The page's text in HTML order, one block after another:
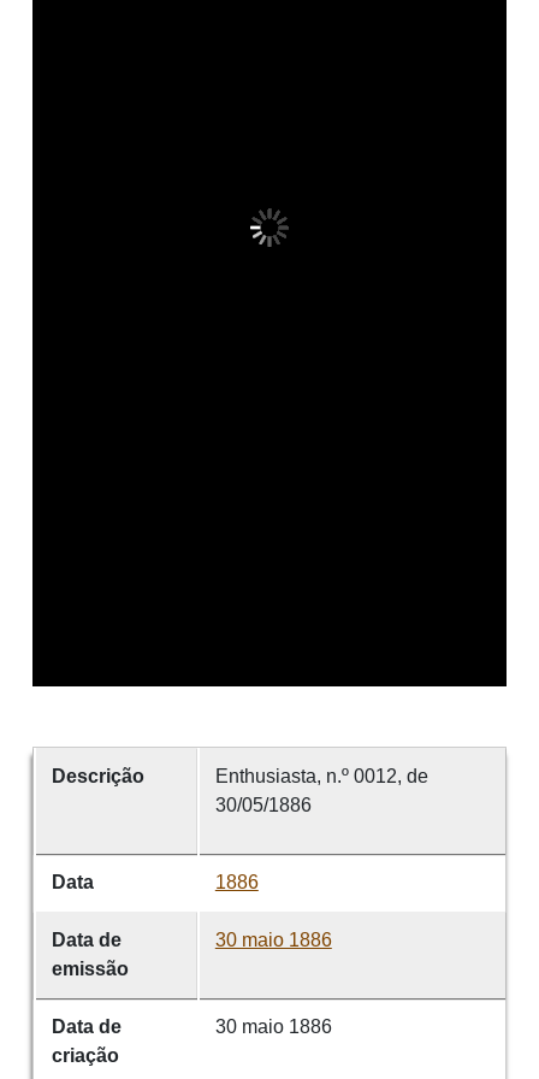
Descrição
Enthusiasta, n.º 0012, de
30/05/1886
Data 1886
Data de
emissão
30 maio 1886
Data de
criação
30 maio 1886